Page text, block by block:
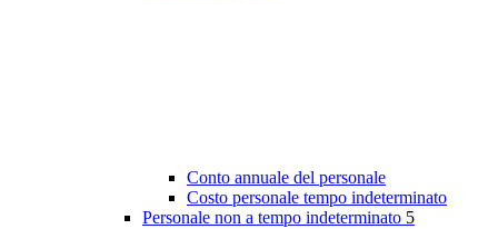
Conto annuale del personale
Costo personale tempo indeterminato
Personale non a tempo indeterminato 5